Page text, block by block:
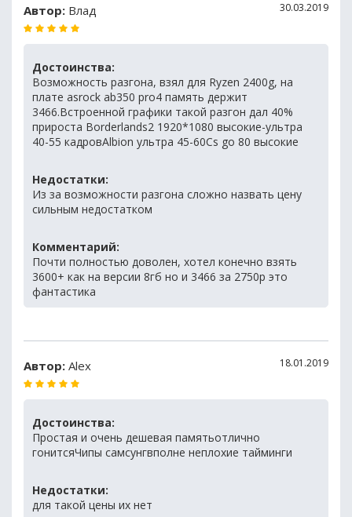
Автор: Влад 30.03.2019
Достоинства:
Возможность разгона, взял для Ryzen 2400g, на
плате asrock ab350 pro4 память держит
3466.Встроенной графики такой разгон дал 40%
прироста Borderlands2 1920*1080 высокие-ультра
40-55 кадровAlbion ультра 45-60Cs go 80 высокие
Недостатки:
Из за возможности разгона сложно назвать цену
сильным недостатком
Комментарий:
Почти полностью доволен, хотел конечно взять
3600+ как на версии 8гб но и 3466 за 2750р это
фантастика
Автор: Alex 18.01.2019
Достоинства:
Простая и очень дешевая памятьотлично
гонитсяЧипы самсунгвполне неплохие тайминги
Недостатки:
для такой цены их нет